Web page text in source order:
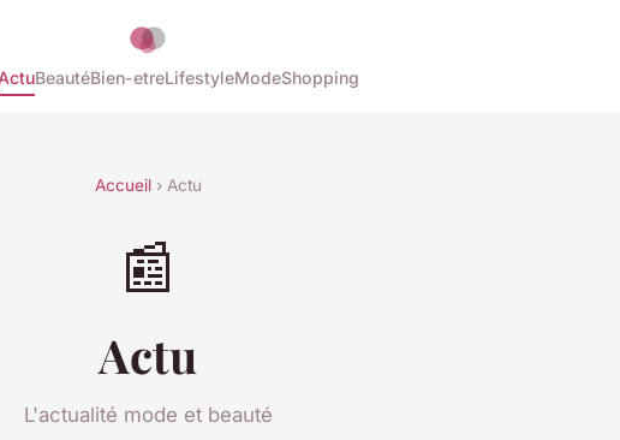
BeautéBien-etreLifestyleModeShopping
Accueil› Actu
📰
Actu
L'actualité mode et beauté